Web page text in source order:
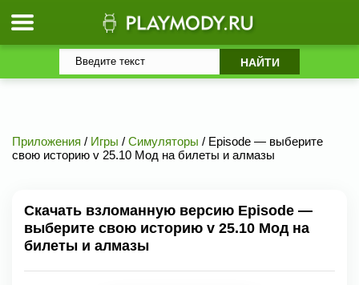
Приложения / Игры / Симуляторы / Episode — выберите
cвою историю v 25.10 Мод на билеты и алмазы
Скачать взломанную версию Episode —
выберите cвою историю v 25.10 Мод на
билеты и алмазы